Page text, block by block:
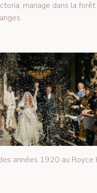
mariage dans la
années 1920 au Royce